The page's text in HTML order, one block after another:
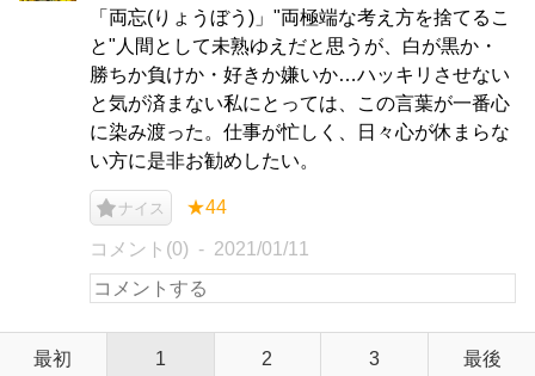
「両忘(りょうぼう)」"両極端な考え方を捨てるこ
と"人間として未熟ゆえだと思うが、白が黒か・
勝ちか負けか・好きか嫌いか…ハッキリさせない
と気が済まない私にとっては、この言葉が一番心
に染み渡った。仕事が忙しく、日々心が休まらな
い方に是非お勧めしたい。
ナイス ★44
コメント(0) 2021/01/11
最初 1 2 3 最後